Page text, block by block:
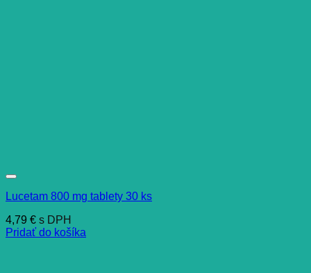
Lucetam 800 mg tablety 30 ks
4,79 € s DPH
Pridať do košíka